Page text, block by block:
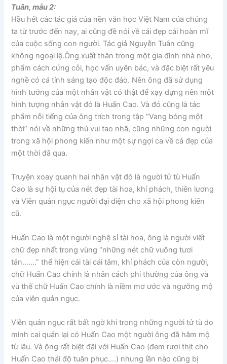
Tuân, mẫu 2:
Hầu hết các tác giả của nền văn học Việt Nam của chúng
ta từ trước đến nay, ai cũng đề nói về cái đẹp cái hoàn mĩ
của cuộc sống con người. Tác giả Nguyễn Tuân cũng
không ngoại lệ.Ông xuất thân trong một gia đình nhà nho,
phẩm cách cứng cỏi, học vấn uyên bác, và đặc biệt rất yêu
nghề có cá tính sáng tạo độc đáo. Nên ông đã sử dụng
hình tưởng của một nhân vật có thật để xạy dựng nên một
hình tượng nhân vật đó là Huấn Cao. Và đó cũng là tác
phẩm nỗi tiếng của ông trích trong tập “Vang bóng một
thời” nói về những thú vui tao nhã, cũng những con người
trong xã hội phong kiến như một sự ngợi ca về cá đẹp của
một thời đã qua.
Truyện xoay quanh hai nhân vật đó là người tử tù Huấn
Cao là sự hội tụ của nét đẹp tài hoa, khí phách, thiên lương
và Viên quản ngục người đại diện cho xã hội phong kiến
cũ.
Huấn Cao là một người nghệ sỉ tài hoa, ông là người viết
chữ đẹp nhất trong vùng “những nét chữ vuông tươi
tắn…….” thể hiện cái tài cái tâm, khí phách của còn người,
chữ Huấn Cao chính là nhân cách phi thường của ông và
vù thế chữ Huấn Cao chính là niềm mơ ước và ngưỡng mộ
của viên quản ngục.
Viên quản ngục rất bất ngờ khi trong những người tử tù do
mình cai quản lại có Huấn Cao một người ông đã hâm mộ
từ lâu. Và ộng rất biệt đãi với Huấn Cao (đem rượi thịt cho
Huấn Cao thái độ tuân phục….) nhưng lần nào cũng bị